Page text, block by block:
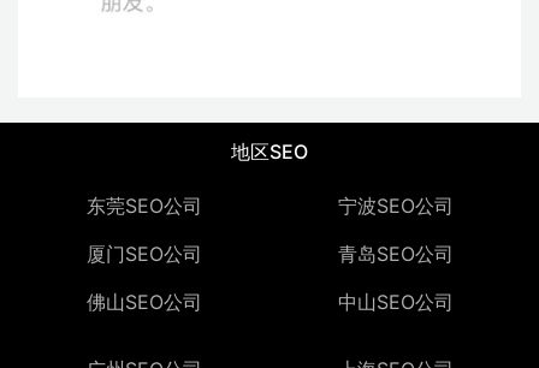
地区SEO
东莞SEO公司
厦门SEO公司
佛山SEO公司
宁波SEO公司
青岛SEO公司
中山SEO公司